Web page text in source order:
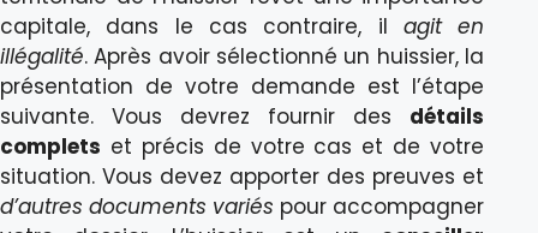
capitale, dans le cas contraire, il agit en
illégalité. Après avoir sélectionné un huissier, la
présentation de votre demande est l’étape
suivante. Vous devrez fournir des détails
complets et précis de votre cas et de votre
situation. Vous devez apporter des preuves et
d’autres documents variés pour accompagner